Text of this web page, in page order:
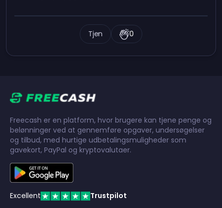
Tjen 0
Freecash er en platform, hvor brugere kan tjene penge og
belønninger ved at gennemføre opgaver, undersøgelser
og tilbud, med hurtige udbetalingsmuligheder som
gavekort, PayPal og kryptovalutaer.
Excellent Trustpilot